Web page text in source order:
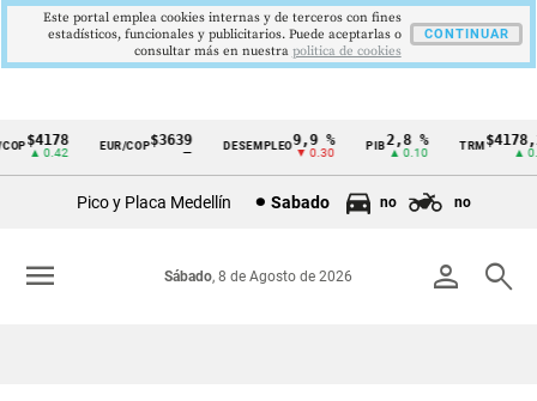
Cintillo
Colombia
$4178
▲ 0.42
EUR/COP$3639 DESEMPLEO 9,9 %
▼ 0.30
PIB2,8 %
▲ 0.10
TRM$4178,23
▲ 0.42
Pico y Placa Medellín Sabado no no
person search
Sábado, 8 de Agosto de 2026
menu
Este portal emplea cookies internas y de terceros con fines
estadísticos, funcionales y publicitarios. Puede aceptarlas o
consultar más en nuestra politica de cookies
CONTINUAR